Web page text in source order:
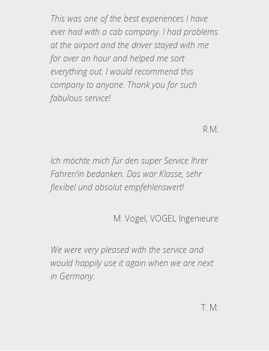
This was one of the best experiences I have
ever had with a cab company. I had problems
at the airport and the driver stayed with me
for over an hour and helped me sort
everything out. I would recommend this
company to anyone. Thank you for such
fabulous service!
R.M.
Ich möchte mich für den super Service Ihrer
Fahrer/in bedanken. Das war Klasse, sehr
flexibel und absolut empfehlenswert!
M. Vogel, VOGEL Ingenieure
We were very pleased with the service and
would happily use it again when we are next
in Germany.
T. M.